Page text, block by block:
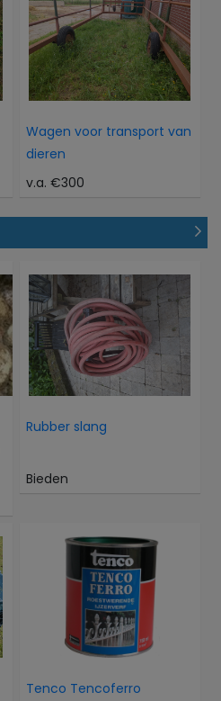
Wagen voor transport van
dieren
v.a. €300
Rubber slang
Bieden
Tenco Tencoferro